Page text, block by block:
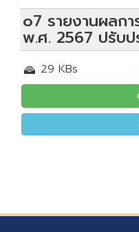
o7 รายงานผลกา
พ.ศ. 2567 ปรับป
29 KBs